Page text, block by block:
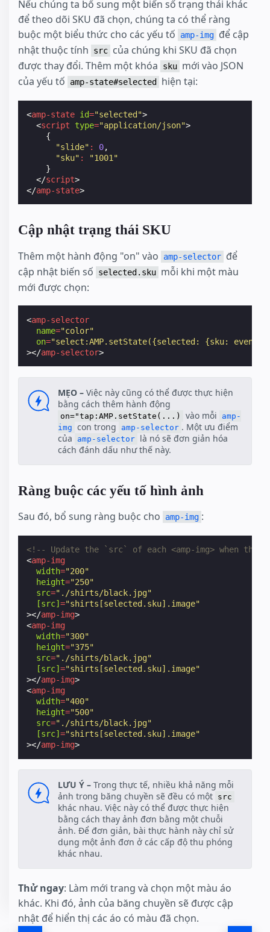
Nếu chúng ta bổ sung một biến số trạng thái khác
để theo dõi SKU đã chọn, chúng ta có thể ràng
buộc một biểu thức cho các yếu tố
amp-img để cập
nhật thuộc tính
src của chúng khi SKU đã chọn
được thay đổi. Thêm một khóa
sku mới vào JSON
của yếu tố
amp-state#selected hiện tại:
<amp-state id="selected">
<script type="application/json">
{
"slide" : 0,
"sku" :
"1001"
}
</script>
</amp-state>
Cập nhật trạng thái SKU
Thêm một hành động "on" vào amp-selector để
cập nhật biến số
selected.sku mỗi khi một màu
mới được chọn:
<amp-selector
name="color"
on="select:AMP.setState({selected: {sku:
></amp-selector>
MẸO – Việc này cũng có thể được thực hiện
bằng cách thêm hành động
on="tap:AMP.setState(...) vào mỗi
amp-
img con trong amp-selector . Một ưu điểm
của
amp-selector là nó sẽ đơn giản hóa
cách đánh dấu như thế này.
Ràng buộc các yếu tố hình ảnh
Sau đó, bổ sung ràng buộc cho amp-img :
<!-- Update the `src` of each <amp-img> when the
<amp-img
width="200"
height="250"
src="./shirts/black.jpg"
[src]="shirts[selected.sku].image"
></amp-img>
<amp-img
width="300"
height="375"
src="./shirts/black.jpg"
[src]="shirts[selected.sku].image"
></amp-img>
<amp-img
width="400"
height="500"
src="./shirts/black.jpg"
[src]="shirts[selected.sku].image"
></amp-img>
LƯU Ý – Trong thực tế, nhiều khả năng mỗi
ảnh trong băng chuyền sẽ đều có một src
khác nhau. Việc này có thể được thực hiện
bằng cách thay ảnh đơn bằng một chuỗi
ảnh. Để đơn giản, bài thực hành này chỉ sử
dụng một ảnh đơn ở các cấp độ thu phóng
khác nhau.
Thử ngay: Làm mới trang và chọn một màu áo
khác. Khi đó, ảnh của băng chuyền sẽ được cập
nhật để hiển thị các áo có màu đã chọn.